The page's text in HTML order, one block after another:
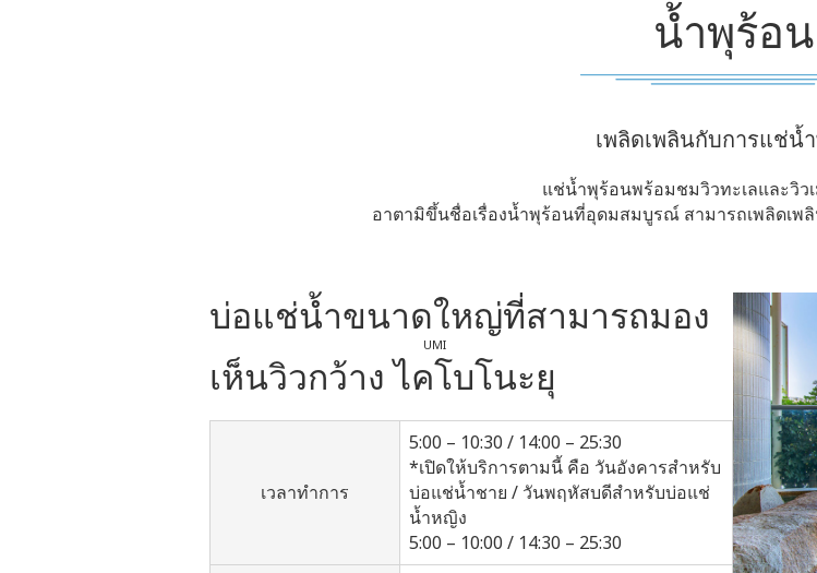
น้ำพุร้อน
เพลิดเพลินกับการแช่น้
แช่น้ำพุร้อนพร้อมชมวิวทะเลและวิว
อาตามิขึ้นชื่อเรื่องน้ำพุร้อนที่อุดมสมบูรณ์ สามารถเพลิดเพ
บ่อแช่น้ำขนาดใหญ่ที่สามารถมอง
เห็นวิวกว้างไคโบ
UMI
โนะยุ
เวลาทำการ
5:00 – 10:30 / 14:00 – 25:30
*เปิดให้บริการตามนี้ คือ วันอังคารสำหรับ
บ่อแช่น้ำชาย / วันพฤหัสบดีสำหรับบ่อแช่
น้ำหญิง
5:00 – 10:00 / 14:30 – 25:30